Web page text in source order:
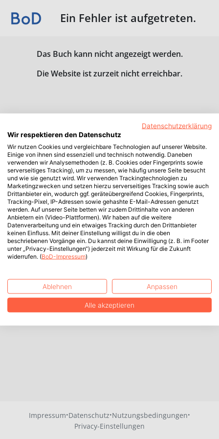
Ein Fehler ist aufgetreten.
Das Buch kann nicht angezeigt werden.
Die Website ist zurzeit nicht erreichbar.
Impressum·Datenschutz·Nutzungsbedingungen·
Privacy-Einstellungen
Datenschutzerklärung
Wir respektieren den Datenschutz
Wir nutzen Cookies und vergleichbare Technologien auf unserer Website.
Einige von ihnen sind essenziell und technisch notwendig. Daneben
verwenden wir Analysemethoden (z. B. Cookies oder Fingerprints sowie
serverseitiges Tracking), um zu messen, wie häufig unsere Seite besucht
und wie sie genutzt wird. Wir verwenden Trackingtechnologien zu
Marketingzwecken und setzen hierzu serverseitiges Tracking sowie auch
Drittanbieter ein, wodurch ggf. geräteübergreifend Cookies, Fingerprints,
Tracking-Pixel, IP-Adressen sowie gehashte E-Mail-Adressen genutzt
werden. Auf unserer Seite betten wir zudem Drittinhalte von anderen
Anbietern ein (Video-Plattformen). Wir haben auf die weitere
Datenverarbeitung und ein etwaiges Tracking durch den Drittanbieter
keinen Einfluss. Mit deiner Einstellung willigst du in die oben
beschriebenen Vorgänge ein. Du kannst deine Einwilligung (z. B. im Footer
unter „Privacy-Einstellungen“) jederzeit mit Wirkung für die Zukunft
widerrufen. (BoD-Impressum)
Ablehnen Anpassen
Alle akzeptieren